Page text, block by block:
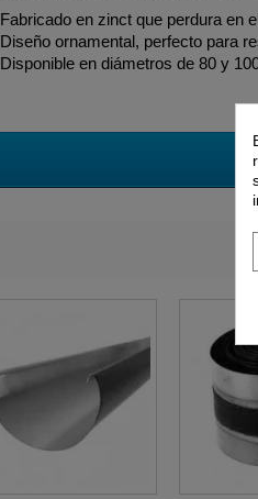
Fabricado en zinct que perdura en
Diseño ornamental, perfecto para
Disponible en diámetros de 80 y